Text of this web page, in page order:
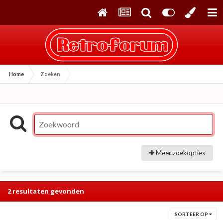
Home Zoeken
Meer zoekopties
2 resultaten gevonden
SORTEER OP